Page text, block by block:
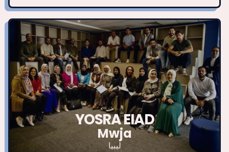
YOSRA EIAD
Mwja
ليبيا